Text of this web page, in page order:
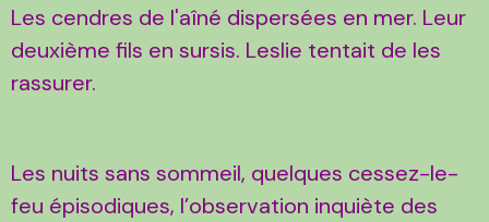
Les cendres de l'aîné dispersées en mer. Leur
deuxième fils en sursis. Leslie tentait de les
rassurer.
Les nuits sans sommeil, quelques cessez-le-
feu épisodiques, l’observation inquiète des